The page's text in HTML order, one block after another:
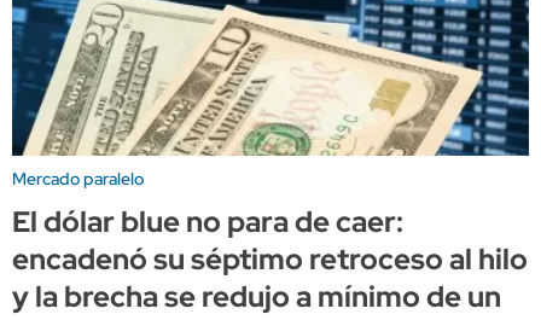
Mercado paralelo
El dólar blue no para de caer:
encadenó su séptimo retroceso al hilo
y la brecha se redujo a mínimo de un